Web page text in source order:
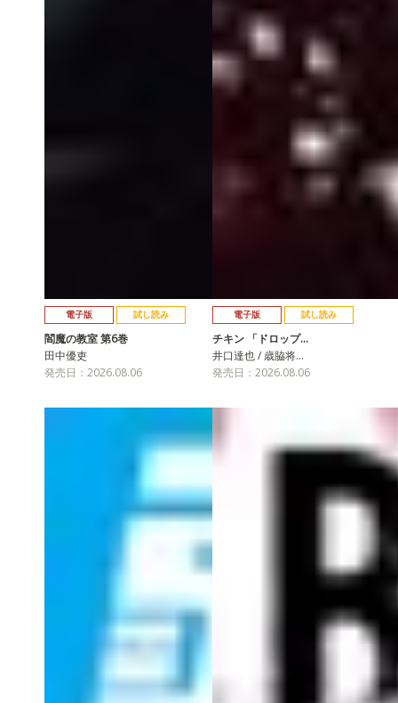
電子版 試し読み
閻魔の教室 第6巻
田中優吏
発売日：2026.08.06
電子版 試し読み
チキン 「ドロップ…
井口達也 / 歳脇将…
発売日：2026.08.06